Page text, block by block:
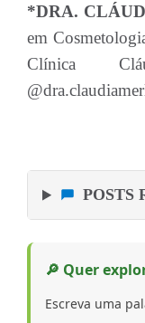
*DRA.
em
Clínica
POSTS
🔎 Quer
Escreva uma